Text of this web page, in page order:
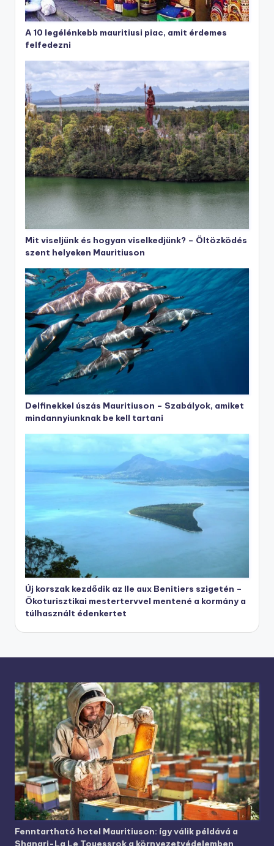
A 10 legélénkebb mauritiusi piac, amit érdemes
felfedezni
Mit viseljünk és hogyan viselkedjünk? – Öltözködés
szent helyeken Mauritiuson
Delfinekkel úszás Mauritiuson – Szabályok, amiket
mindannyiunknak be kell tartani
Új korszak kezdődik az Ile aux Benitiers szigetén –
Ökoturisztikai mestertervvel mentené a kormány a
túlhasznált édenkertet
Fenntartható hotel Mauritiuson: így válik példává a
Shangri-La Le Touessrok a környezetvédelemben